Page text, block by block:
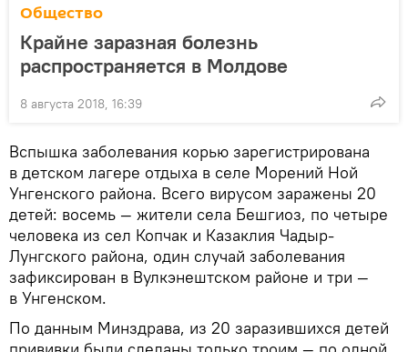
Общество
Крайне заразная болезнь
распространяется в Молдове
8 августа 2018, 16:39
Вспышка заболевания корью зарегистрирована
в детском лагере отдыха в селе Морений Ной
Унгенского района. Всего вирусом заражены 20
детей: восемь — жители села Бешгиоз, по четыре
человека из сел Копчак и Казаклия Чадыр-
Лунгского района, один случай заболевания
зафиксирован в Вулкэнештском районе и три —
в Унгенском.
По данным Минздрава, из 20 заразившихся детей